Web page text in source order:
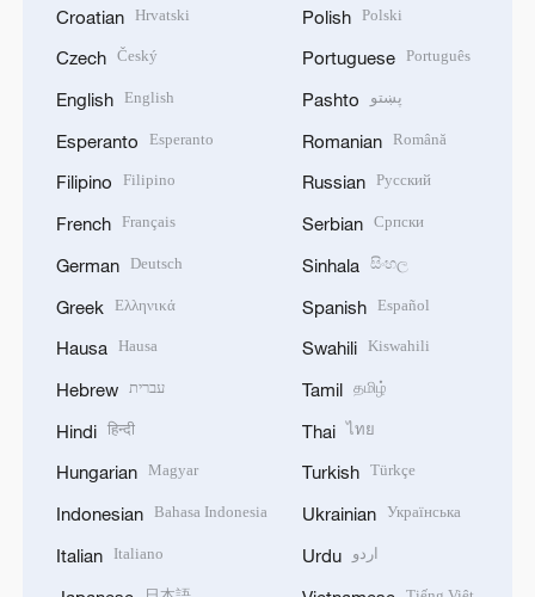
Croatian Hrvatski
Czech Český
English English
Esperanto Esperanto
Filipino Filipino
French Français
German Deutsch
Greek Ελληνικά
Hausa Hausa
Hebrew עברית
Hindi हिन्दी
Hungarian Magyar
Indonesian Bahasa Indonesia
Italian Italiano
Polish Polski
Portuguese Português
Pashto پښتو
Romanian Română
Russian Русский
Serbian Српски
Sinhala සිංහල
Spanish Español
Swahili Kiswahili
Tamil தமிழ்
Thai ไทย
Turkish Türkçe
Ukrainian Українська
Urdu اردو